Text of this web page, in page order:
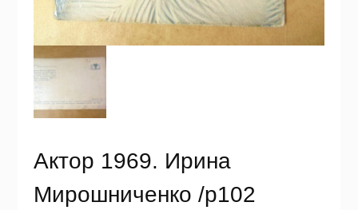
Актор 1969. Ирина
Мирошниченко /p102